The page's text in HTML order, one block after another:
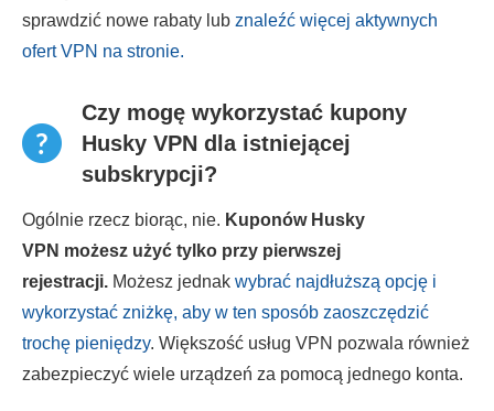
sprawdzić nowe rabaty lub znaleźć więcej aktywnych
ofert VPN na stronie.
Czy mogę wykorzystać kupony
Husky VPN dla istniejącej
subskrypcji?
Ogólnie rzecz biorąc, nie. Kuponów Husky
VPN możesz użyć tylko przy pierwszej
rejestracji. Możesz jednak wybrać najdłuższą opcję i
wykorzystać zniżkę, aby w ten sposób zaoszczędzić
trochę pieniędzy. Większość usług VPN pozwala również
zabezpieczyć wiele urządzeń za pomocą jednego konta.